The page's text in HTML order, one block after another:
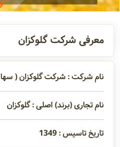
آدرس و
تماس
مدیران و
مسئولین
گالری
معرفی شرکت گلوکزان
نام شرکت : شرکت گلوکزان (
نام تجاری (برند) اصلی : گلوکزان
تاریخ تاسیس : 1349